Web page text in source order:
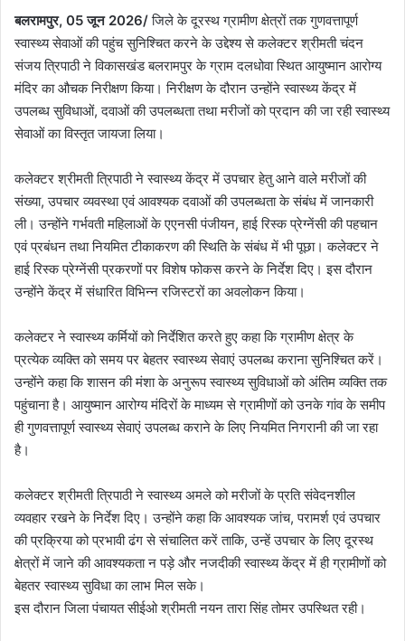
बलरामपुर, 05 जून 2026/जिले के दूरस्थ ग्रामीण क्षेत्रों तक गुणवत्तापूर्ण
स्वास्थ्य सेवाओं की पहुंच सुनिश्चित करने के उद्देश्य से कलेक्टर श्रीमती चंदन
संजय त्रिपाठी ने विकासखंड बलरामपुर के ग्राम दलधोवा स्थित आयुष्मान आरोग्य
मंदिर का औचक निरीक्षण किया। निरीक्षण के दौरान उन्होंने स्वास्थ्य केंद्र में
उपलब्ध सुविधाओं, दवाओं की उपलब्धता तथा मरीजों को प्रदान की जा रही स्वास्थ्य
सेवाओं का विस्तृत जायजा लिया।
कलेक्टर श्रीमती त्रिपाठी ने स्वास्थ्य केंद्र में उपचार हेतु आने वाले मरीजों की
संख्या, उपचार व्यवस्था एवं आवश्यक दवाओं की उपलब्धता के संबंध में जानकारी
ली। उन्होंने गर्भवती महिलाओं के एएनसी पंजीयन, हाई रिस्क प्रेग्नेंसी की पहचान
एवं प्रबंधन तथा नियमित टीकाकरण की स्थिति के संबंध में भी पूछा। कलेक्टर ने
हाई रिस्क प्रेग्नेंसी प्रकरणों पर विशेष फोकस करने के निर्देश दिए। इस दौरान
उन्होंने केंद्र में संधारित विभिन्न रजिस्टरों का अवलोकन किया।
कलेक्टर ने स्वास्थ्य कर्मियों को निर्देशित करते हुए कहा कि ग्रामीण क्षेत्र के
प्रत्येक व्यक्ति को समय पर बेहतर स्वास्थ्य सेवाएं उपलब्ध कराना सुनिश्चित करें।
उन्होंने कहा कि शासन की मंशा के अनुरूप स्वास्थ्य सुविधाओं को अंतिम व्यक्ति तक
पहुंचाना है। आयुष्मान आरोग्य मंदिरों के माध्यम से ग्रामीणों को उनके गांव के समीप
ही गुणवत्तापूर्ण स्वास्थ्य सेवाएं उपलब्ध कराने के लिए नियमित निगरानी की जा रहा
है।
कलेक्टर श्रीमती त्रिपाठी ने स्वास्थ्य अमले को मरीजों के प्रति संवेदनशील
व्यवहार रखने के निर्देश दिए। उन्होंने कहा कि आवश्यक जांच, परामर्श एवं उपचार
की प्रक्रिया को प्रभावी ढंग से संचालित करें ताकि, उन्हें उपचार के लिए दूरस्थ
क्षेत्रों में जाने की आवश्यकता न पड़े और नजदीकी स्वास्थ्य केंद्र में ही ग्रामीणों को
बेहतर स्वास्थ्य सुविधा का लाभ मिल सके।
इस दौरान जिला पंचायत सीईओ श्रीमती नयन तारा सिंह तोमर उपस्थित रही।